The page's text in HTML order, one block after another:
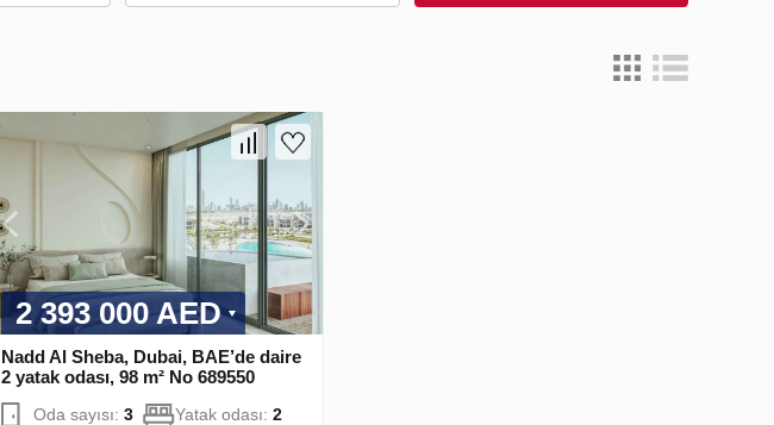
2 393 000 AED
Nadd Al Sheba, Dubai, BAE’de daire
2 yatak odası, 98 m² No 689550
Oda sayısı: 3 Yatak odası: 2